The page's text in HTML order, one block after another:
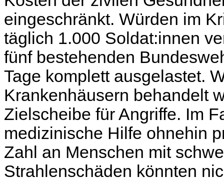
eingeschränkt. Würden im
täglich 1.000 Soldat:innen
fünf bestehenden
Tage komplett ausgelastet.
Krankenhäusern behandelt
Zielscheibe für Angriffe. Im
medizinische Hilfe ohnehin
Zahl an Menschen mit
Strahlenschäden könnten